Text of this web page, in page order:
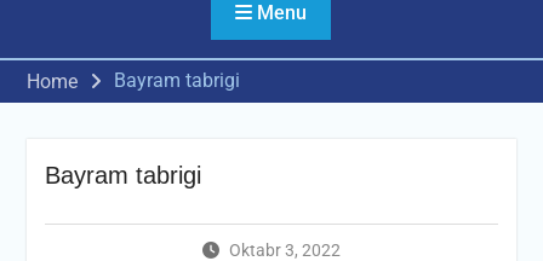
Menu
Home Bayram tabrigi
Bayram tabrigi
Oktabr 3, 2022